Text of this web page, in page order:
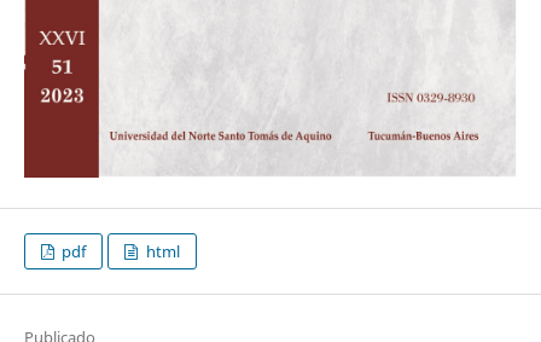
pdf html
Publicado